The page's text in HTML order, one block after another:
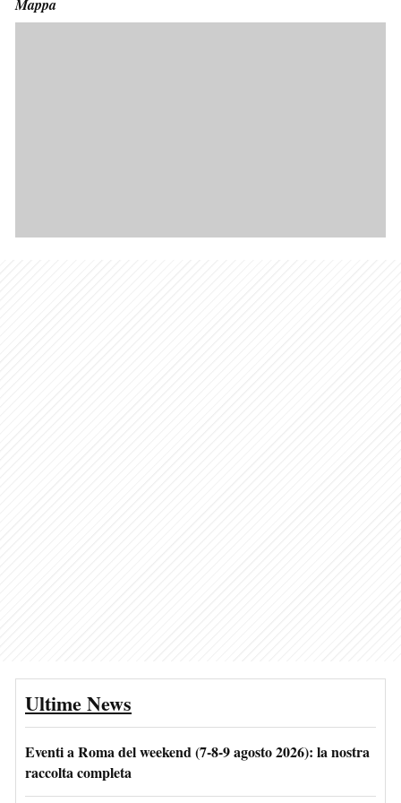
Mappa
Ultime News
Eventi a Roma del weekend (7-8-9 agosto 2026): la nostra
raccolta completa